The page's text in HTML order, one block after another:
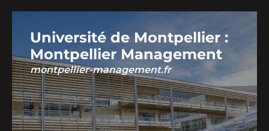
Université de Montpellier :
Montpellier Management
montpellier-management.fr